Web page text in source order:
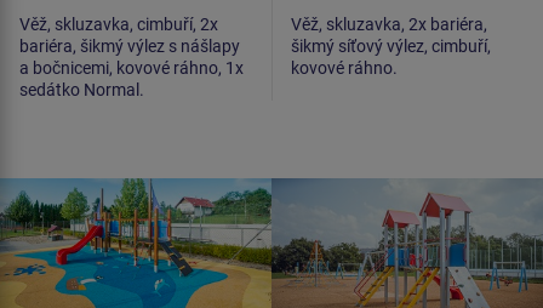
Věž, skluzavka, cimbuří, 2x
bariéra, šikmý výlez s nášlapy
a bočnicemi, kovové ráhno, 1x
sedátko Normal.
Věž, skluzavka, 2x bariéra,
šikmý síťový výlez, cimbuří,
kovové ráhno.